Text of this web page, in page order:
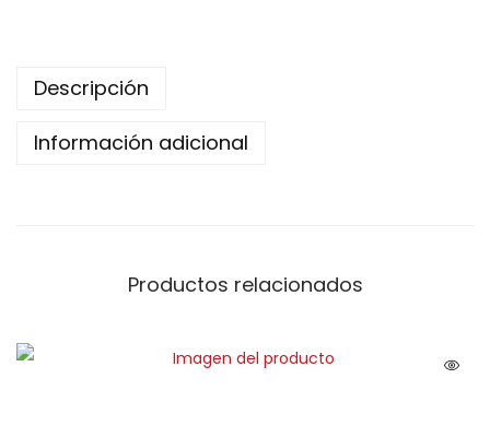
Descripción
Información adicional
Productos relacionados